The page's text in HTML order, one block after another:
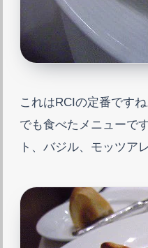
これはRCIの定番です
でも食べたメニューで
ト、バジル、モッツア